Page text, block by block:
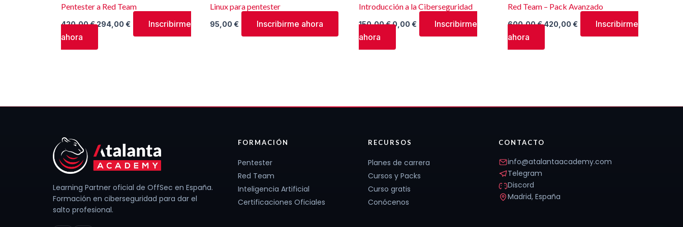
Pentester a Red Team
420,00€294,00€
Inscribirme
ahora
Linux para pentester
95,00€ Inscribirme ahora
Introducción a la Ciberseguridad
150,00€0,00€
Inscribirme
ahora
Red Team – Pack Avanzado
600,00€420,00€
Inscribirme
ahora
Learning Partner oficial de OffSec en España.
Formación en ciberseguridad para dar el
salto profesional.
FORMACIÓN
Pentester
Red Team
Inteligencia Artificial
Certificaciones Oficiales
RECURSOS
Planes de carrera
Cursos y Packs
Curso gratis
Conócenos
CONTACTO
info@atalantaacademy.com
Telegram
Discord
Madrid, España